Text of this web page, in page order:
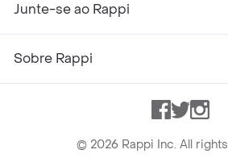
Junte-se ao Rappi
Sobre Rappi
Facebook
Twitter
© 2026 Rappi Inc. All